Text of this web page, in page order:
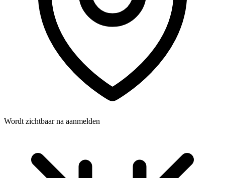
Wordt zichtbaar na aanmelden